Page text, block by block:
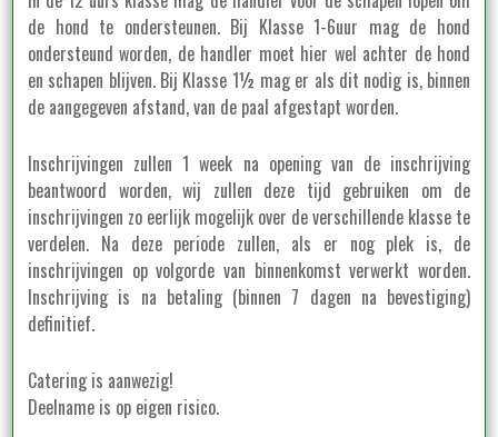
de hond te ondersteunen. Bij Klasse 1-6uur mag de hond
ondersteund worden, de handler moet hier wel achter de hond
en schapen blijven. Bij Klasse 1½ mag er als dit nodig is, binnen
de aangegeven afstand, van de paal afgestapt worden.
Inschrijvingen zullen 1 week na opening van de inschrijving
beantwoord worden, wij zullen deze tijd gebruiken om de
inschrijvingen zo eerlijk mogelijk over de verschillende klasse te
verdelen. Na deze periode zullen, als er nog plek is, de
inschrijvingen op volgorde van binnenkomst verwerkt worden.
Inschrijving is na betaling (binnen 7 dagen na bevestiging)
definitief.
Catering is aanwezig!
Deelname is op eigen risico.